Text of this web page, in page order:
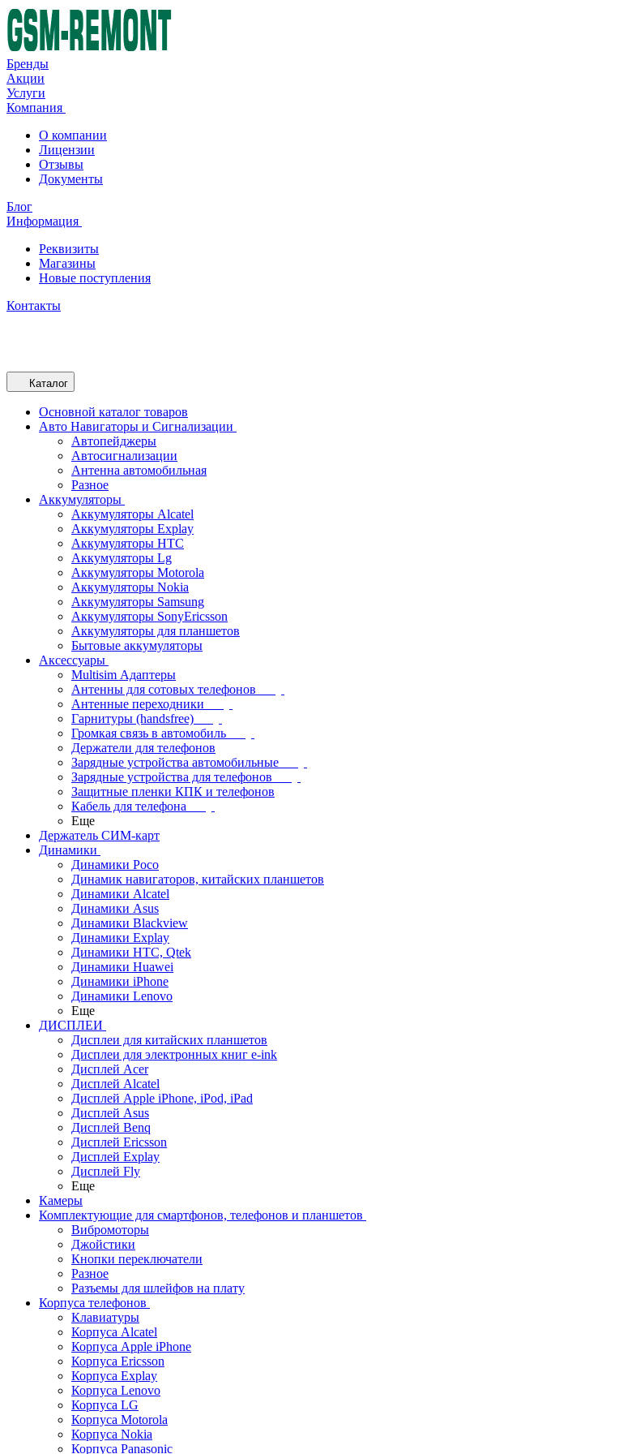
Бренды
Акции
Услуги
Компания
О компании
Лицензии
Отзывы
Документы
Блог
Информация
Реквизиты
Магазины
Новые поступления
Контакты
Каталог
Основной каталог товаров
Авто Навигаторы и Сигнализации
Автопейджеры
Автосигнализации
Антенна автомобильная
Разное
Аккумуляторы
Аккумуляторы Alcatel
Аккумуляторы Explay
Аккумуляторы HTC
Аккумуляторы Lg
Аккумуляторы Motorola
Аккумуляторы Nokia
Аккумуляторы Samsung
Аккумуляторы SonyEricsson
Аккумуляторы для планшетов
Бытовые аккумуляторы
Аксессуары
Multisim Адаптеры
Антенны для сотовых телефонов
Антенные переходники
Гарнитуры (handsfree)
Громкая связь в автомобиль
Держатели для телефонов
Зарядные устройства автомобильные
Зарядные устройства для телефонов
Защитные пленки КПК и телефонов
Кабель для телефона
Еще
Держатель СИМ-карт
Динамики
Динамики Poco
Динамик навигаторов, китайских планшетов
Динамики Alcatel
Динамики Asus
Динамики Blackview
Динамики Explay
Динамики HTC, Qtek
Динамики Huawei
Динамики iPhone
Динамики Lenovo
Еще
ДИСПЛЕИ
Дисплеи для китайских планшетов
Дисплеи для электронных книг e-ink
Дисплей Acer
Дисплей Alcatel
Дисплей Apple iPhone, iPod, iPad
Дисплей Asus
Дисплей Benq
Дисплей Ericsson
Дисплей Explay
Дисплей Fly
Еще
Камеры
Комплектующие для смартфонов, телефонов и планшетов
Вибромоторы
Джойстики
Кнопки переключатели
Разное
Разъемы для шлейфов на плату
Корпуса телефонов
Клавиатуры
Корпуса Alcatel
Корпуса Apple iPhone
Корпуса Ericsson
Корпуса Explay
Корпуса Lenovo
Корпуса LG
Корпуса Motorola
Корпуса Nokia
Корпуса Panasonic